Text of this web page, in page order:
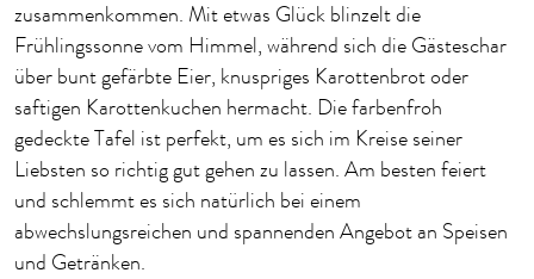
zusammenkommen. Mit etwas Glück blinzelt die
Frühlingssonne vom Himmel, während sich die Gästeschar
über bunt gefärbte Eier, knuspriges Karottenbrot oder
saftigen Karottenkuchen hermacht. Die farbenfroh
gedeckte Tafel ist perfekt, um es sich im Kreise seiner
Liebsten so richtig gut gehen zu lassen. Am besten feiert
und schlemmt es sich natürlich bei einem
abwechslungsreichen und spannenden Angebot an Speisen
und Getränken.